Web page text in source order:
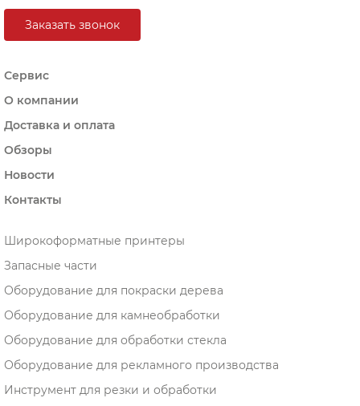
Заказать звонок
Сервис
О компании
Доставка и оплата
Обзоры
Новости
Контакты
Широкоформатные принтеры
Запасные части
Оборудование для покраски дерева
Оборудование для камнеобработки
Оборудование для обработки стекла
Оборудование для рекламного производства
Инструмент для резки и обработки